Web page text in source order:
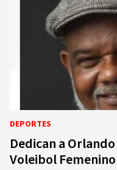
DEPORTES
Dedican a
Voleibol Femenino